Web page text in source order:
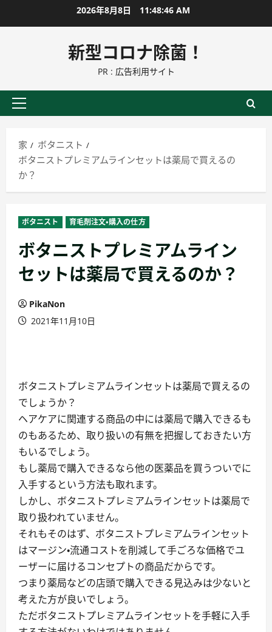
ン
に
2026年8月8日 11:48:47 AM
新型コロナ除菌！
PR : 広告利用サイト
プ
イ
マ
リ
ニ
ュ
ー
家
ボタニスト
ボタニストプレミアムラインセットは薬局で買えるの
か？
ボタニスト 育毛剤注文・購入の仕方
ボタニストプレミアムライン
セットは薬局で買えるのか？
PikaNon
2021年11月10日
ボタニストプレミアムラインセットは薬局で買えるの
でしょうか？
ヘアケアに関連する商品の中には薬局で購入できるも
のもあるため、取り扱いの有無を把握しておきたい方
もいるでしょう。
もし薬局で購入できるなら他の医薬品を買うついでに
入手するという方法も取れます。
しかし、ボタニストプレミアムラインセットは薬局で
取り扱われていません。
それもそのはず、ボタニストプレミアムラインセット
はマージン・流通コストを削減して手ごろな価格でユ
ーザーに届けるコンセプトの商品だからです。
つまり薬局などの店頭で購入できる見込みは少ないと
考えた方が良いでしょう。
ただボタニストプレミアムラインセットを手軽に入手